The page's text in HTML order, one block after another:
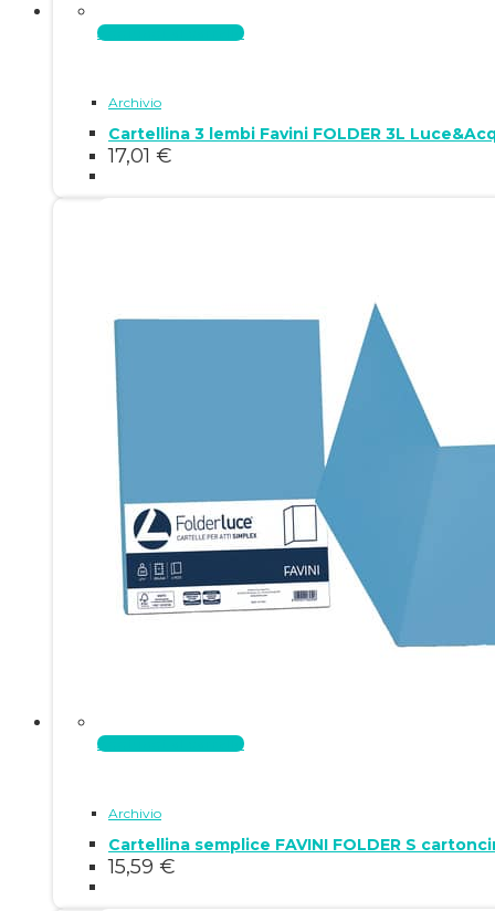
Aggiungi al carrello
Archivio
Cartellina 3 lembi Favini FOLDER 3L
17,01 €
Aggiungi al carrello
Archivio
15,59 €